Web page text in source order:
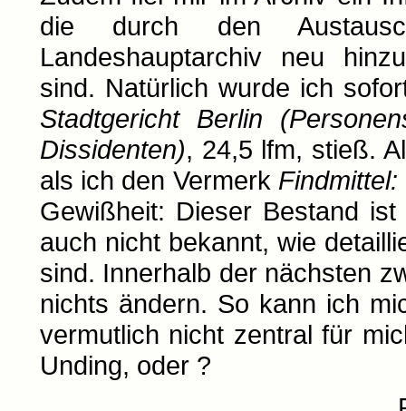
die durch den
Landeshauptarchiv neu
sind. Natürlich wurde ich
Stadtgericht Berlin
Dissidenten), 24,5 lfm, stieß.
als ich den Vermerk Findmittel:
Gewißheit: Dieser Bestand
auch nicht bekannt, wie
sind. Innerhalb der nächsten
nichts ändern. So kann ich
vermutlich nicht zentral für
Unding, oder ?